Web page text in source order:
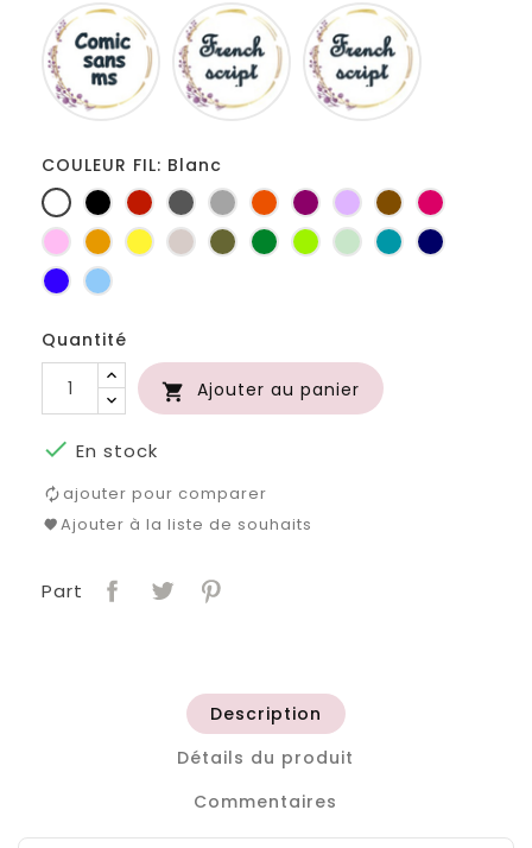
Comic
sans
ms
French
script
COULEUR FIL: Blanc
BlancNoir RougeGris
foncé
Gris
clair
OrangePruneLilasMarronFuchsia
RoseJaune
d'or
jauneFicelleKaki Vert
bouteille
Anis
Vert
d'eau
Turquoise
Marine
Bleu
roi
Bleu
Quantité
 Ajouter au panier
 En stock
ajouter pour comparer
Ajouter à la liste de souhaits
Part
Description
Détails du produit
Commentaires